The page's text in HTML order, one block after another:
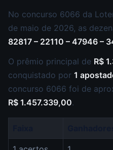
No concurso 6066 da
de maio de 2026, as
82817 – 22110 – 47946 –
O prêmio principal de R$
conquistado por 1
concurso 6066 foi de
R$ 1.457.339,00.